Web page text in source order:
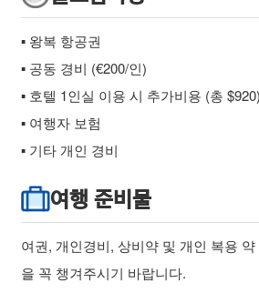
▪ 왕복 항공권
▪ 공동 경비 (€200/인)
▪ 호텔 1인실 이용 시 추가비용 (총 $920)
▪ 여행자 보험
▪ 기타 개인 경비
여행 준비물
여권, 개인경비, 상비약 및 개인 복용
을 꼭 챙겨주시기 바랍니다.